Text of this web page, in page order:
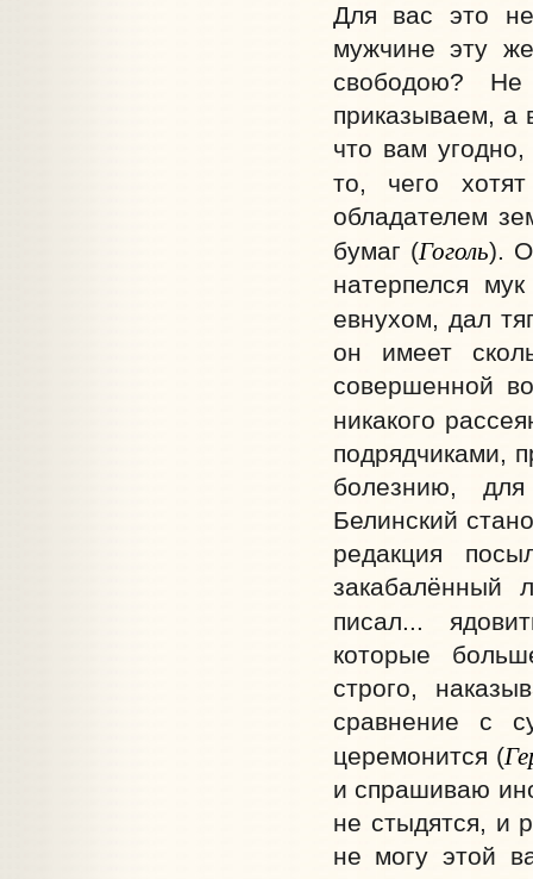
Для вас это
мужчине эту
свободою?
приказываем, а
что вам
то, чего
обладателем
бумаг (Гоголь).
натерпелся
евнухом, дал
он имеет
совершенной
никакого
подрядчиками,
болезнию,
Белинский
редакция
закабалённый
писал...
которые
строго,
сравнение с
церемонится (
и спрашиваю
не стыдятся, и
не могу этой